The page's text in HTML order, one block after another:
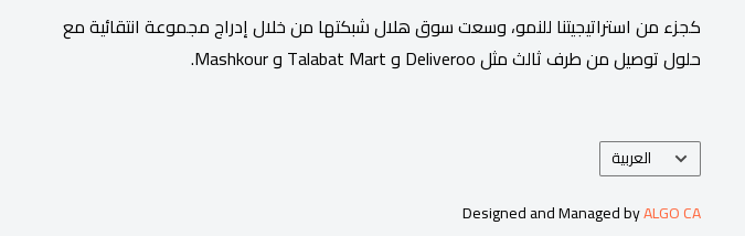
كجزء من استراتيجيتنا للنمو، وسعت سوق هلال شبكتها من خلال إدراج مجموعة انتقائية مع
حلول توصيل من طرف ثالث مثل Deliveroo و Talabat Mart و Mashkour.
اللغة
العربية
Designed and Managed byALGO CA